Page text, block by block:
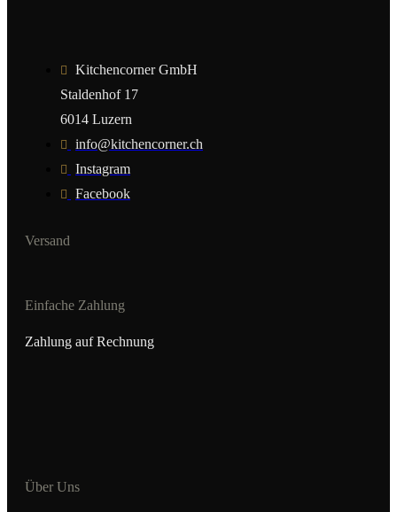
Kitchencorner GmbH
Staldenhof 17
6014 Luzern
info@kitchencorner.ch
Instagram
Facebook
Versand
Einfache Zahlung
Zahlung auf Rechnung
Über Uns